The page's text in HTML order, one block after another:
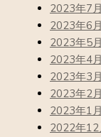
2023年7月
2023年6月
2023年5月
2023年4月
2023年3月
2023年2月
2023年1月
2022年12